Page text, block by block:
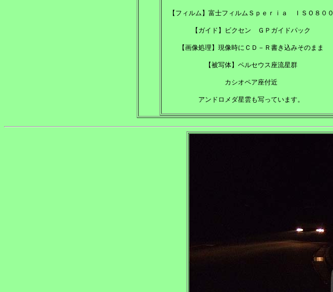
【フィルム】富士フィルムＳｐｅｒｉａ ＩＳＯ８００
【ガイド】ビクセン ＧＰガイドパック
【画像処理】現像時にＣＤ－Ｒ書き込みそのまま
【被写体】ペルセウス座流星群
カシオペア座付近
アンドロメダ星雲も写っています。